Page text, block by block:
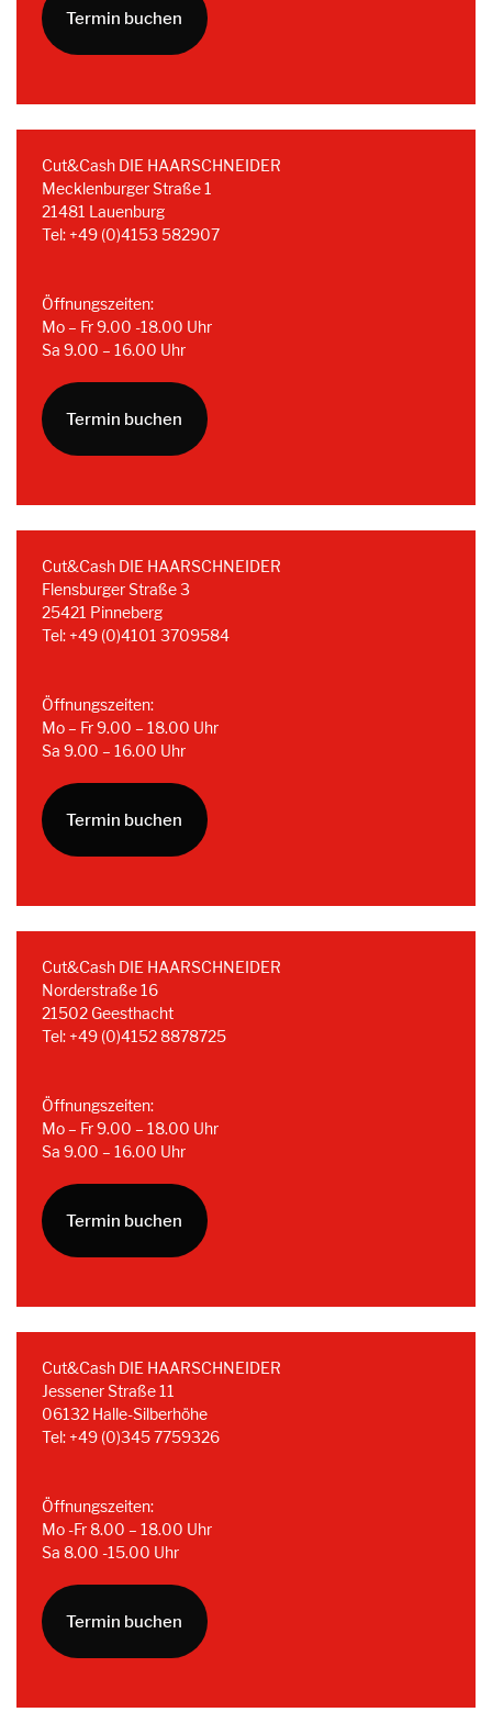
Termin buchen
Cut&Cash DIE HAARSCHNEIDER
Mecklenburger Straße 1
21481 Lauenburg
Tel: +49 (0)4153 582907
Öffnungszeiten:
Mo – Fr 9.00 -18.00 Uhr
Sa 9.00 – 16.00 Uhr
Termin buchen
Cut&Cash DIE HAARSCHNEIDER
Flensburger Straße 3
25421 Pinneberg
Tel: +49 (0)4101 3709584
Öffnungszeiten:
Mo – Fr 9.00 – 18.00 Uhr
Sa 9.00 – 16.00 Uhr
Termin buchen
Cut&Cash DIE HAARSCHNEIDER
Norderstraße 16
21502 Geesthacht
Tel: +49 (0)4152 8878725
Öffnungszeiten:
Mo – Fr 9.00 – 18.00 Uhr
Sa 9.00 – 16.00 Uhr
Termin buchen
Cut&Cash DIE HAARSCHNEIDER
Jessener Straße 11
06132 Halle-Silberhöhe
Tel: +49 (0)345 7759326
Öffnungszeiten:
Mo -Fr 8.00 – 18.00 Uhr
Sa 8.00 -15.00 Uhr
Termin buchen